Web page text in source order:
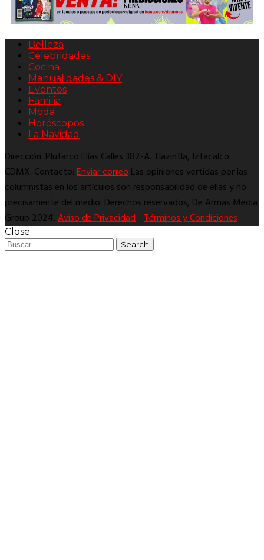
Belleza
Celebridades
Cocina
Manualidades & DIY
Eventos
Familia
Moda
Horóscopos
La Navidad
Dirección: Plutarco Elías Calles 382-A. Tlazintla, Iztacalco.
CDMX. Contacto:Enviar correoLas opiniones vertidas por las
columnistas en los artículos son responsabilidad de ellas y no
precisamente del medio. Derechos reservados, De Armas Media
Group 2024.Aviso de Privacidad-Términos y Condiciones
Close